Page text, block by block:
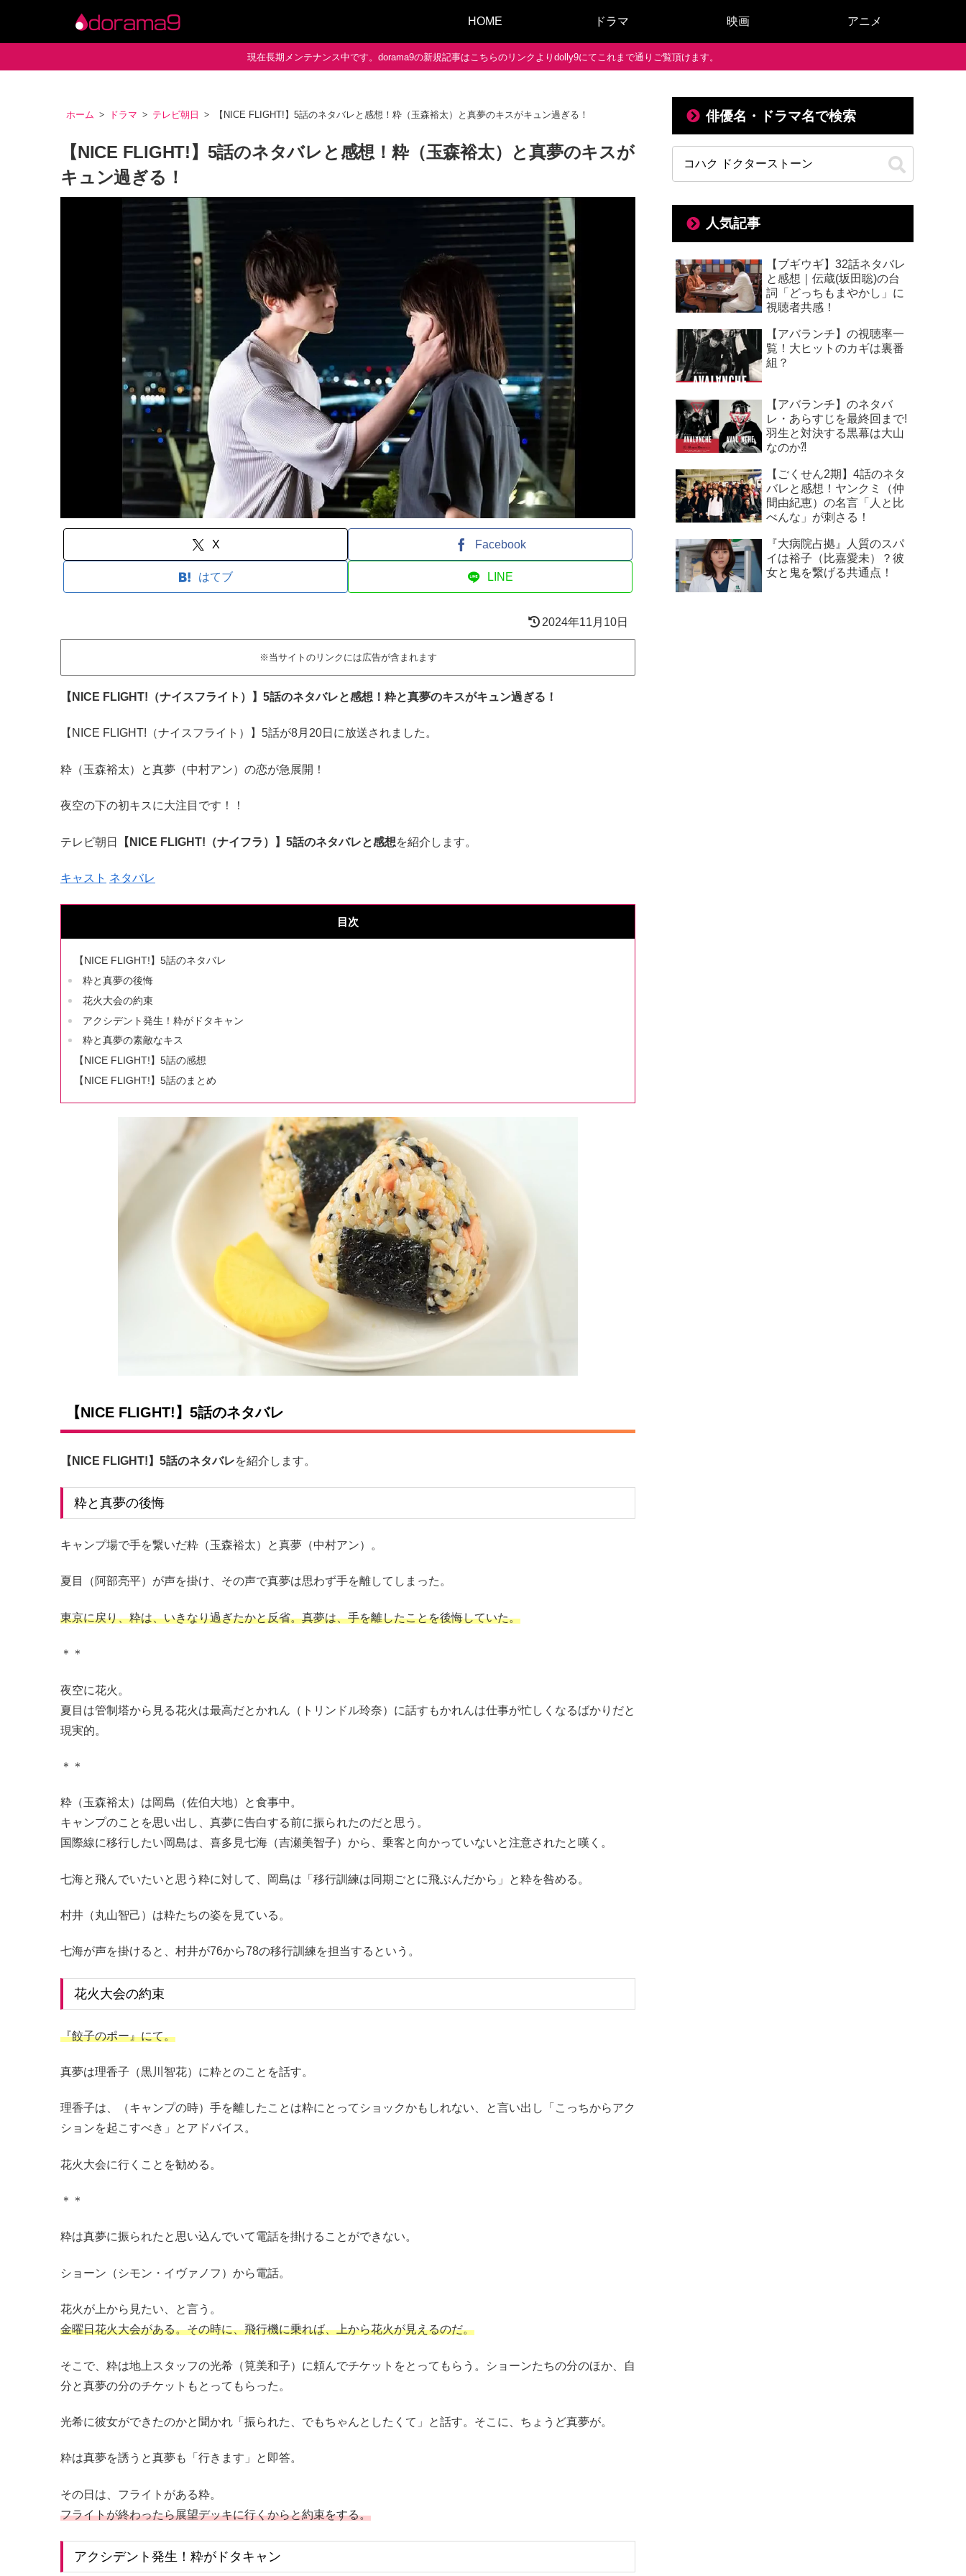
HOME ドラマ 映画 アニメ
現在長期メンテナンス中です。dorama9の新規記事はこちらのリンクよりdolly9にてこれまで通りご覧頂けます。
ホーム ドラマ テレビ朝日 【NICE FLIGHT!】5話のネタバレと感想！粋（玉森裕太）と真夢のキスがキュン過ぎる！
【NICE FLIGHT!】5話のネタバレと感想！粋（玉森裕太）と真夢のキスが
キュン過ぎる！
X Facebook
はてブ LINE
2024年11月10日
※当サイトのリンクには広告が含まれます
【NICE FLIGHT!（ナイスフライト）】5話のネタバレと感想！粋と真夢のキスがキュン過ぎる！
【NICE FLIGHT!（ナイスフライト）】5話が8月20日に放送されました。
粋（玉森裕太）と真夢（中村アン）の恋が急展開！
夜空の下の初キスに大注目です！！
テレビ朝日 【NICE FLIGHT!（ナイフラ）】5話のネタバレと感想を紹介します。
キャスト ネタバレ
目次
【NICE FLIGHT!】5話のネタバレ
粋と真夢の後悔
花火大会の約束
アクシデント発生！粋がドタキャン
粋と真夢の素敵なキス
【NICE FLIGHT!】5話の感想
【NICE FLIGHT!】5話のまとめ
【NICE FLIGHT!】5話のネタバレ
【NICE FLIGHT!】5話のネタバレを紹介します。
粋と真夢の後悔
キャンプ場で手を繋いだ粋（玉森裕太）と真夢（中村アン）。
夏目（阿部亮平）が声を掛け、その声で真夢は思わず手を離してしまった。
東京に戻り、粋は、いきなり過ぎたかと反省。真夢は、手を離したことを後悔していた。
＊＊
夜空に花火。
夏目は管制塔から見る花火は最高だとかれん（トリンドル玲奈）に話すもかれんは仕事が忙しくなるばかりだと
現実的。
＊＊
粋（玉森裕太）は岡島（佐伯大地）と食事中。
キャンプのことを思い出し、真夢に告白する前に振られたのだと思う。
国際線に移行したい岡島は、喜多見七海（吉瀬美智子）から、乗客と向かっていないと注意されたと嘆く。
七海と飛んでいたいと思う粋に対して、岡島は「移行訓練は同期ごとに飛ぶんだから」と粋を咎める。
村井（丸山智己）は粋たちの姿を見ている。
七海が声を掛けると、村井が76から78の移行訓練を担当するという。
花火大会の約束
『餃子のポー』にて。
真夢は理香子（黒川智花）に粋とのことを話す。
理香子は、（キャンプの時）手を離したことは粋にとってショックかもしれない、と言い出し「こっちからアク
ションを起こすべき」とアドバイス。
花火大会に行くことを勧める。
＊＊
粋は真夢に振られたと思い込んでいて電話を掛けることができない。
ショーン（シモン・イヴァノフ）から電話。
花火が上から見たい、と言う。
金曜日花火大会がある。その時に、飛行機に乗れば、上から花火が見えるのだ。
そこで、粋は地上スタッフの光希（筧美和子）に頼んでチケットをとってもらう。ショーンたちの分のほか、自
分と真夢の分のチケットもとってもらった。
光希に彼女ができたのかと聞かれ「振られた、でもちゃんとしたくて」と話す。そこに、ちょうど真夢が。
粋は真夢を誘うと真夢も「行きます」と即答。
その日は、フライトがある粋。
フライトが終わったら展望デッキに行くからと約束をする。
アクシデント発生！粋がドタキャン
俳優名・ドラマ名で検索
人気記事
【ブギウギ】32話ネタバレ
と感想｜伝蔵(坂田聡)の台
詞「どっちもまやかし」に
視聴者共感！
【アバランチ】の視聴率一
覧！大ヒットのカギは裏番
組？
【アバランチ】のネタバ
レ・あらすじを最終回まで!
羽生と対決する黒幕は大山
なのか⁈
【ごくせん2期】4話のネタ
バレと感想！ヤンクミ（仲
間由紀恵）の名言「人と比
べんな」が刺さる！
『大病院占拠』人質のスパ
イは裕子（比嘉愛未）？彼
女と鬼を繋げる共通点！